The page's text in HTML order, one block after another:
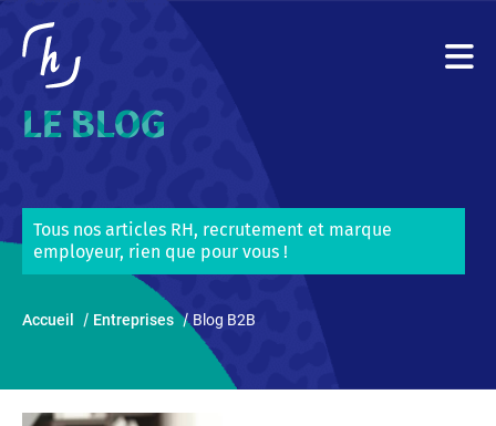
LE BLOG
Tous nos articles RH, recrutement et marque
employeur, rien que pour vous !
Accueil Entreprises Blog B2B